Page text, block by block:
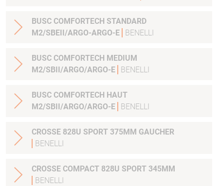
BUSC COMFORTECH STANDARD
M2/SBEII/ARGO-ARGO-E
BENELLI
BUSC COMFORTECH MEDIUM
M2/SBII/ARGO/ARGO-E
BENELLI
BUSC COMFORTECH HAUT
M2/SBII/ARGO/ARGO-E
BENELLI
CROSSE 828U SPORT 375MM GAUCHER
BENELLI
CROSSE COMPACT 828U SPORT 345MM
BENELLI